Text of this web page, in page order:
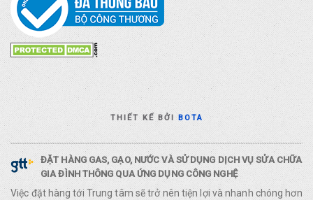
THIẾT KẾ BỞIBOTA
ĐẶT HÀNG GAS, GẠO, NƯỚC VÀ SỬ DỤNG DỊCH VỤ SỬA CHỮA
GIA ĐÌNH THÔNG QUA ỨNG DỤNG CÔNG NGHỆ
Việc đặt hàng tới Trung tâm sẽ trở nên tiện lợi và nhanh chóng hơn